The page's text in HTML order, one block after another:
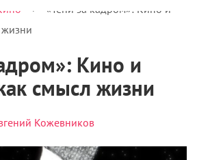
>
«Тени за кадром»: Кино и
жизни
Кино и
смысл жизни
Кожевников